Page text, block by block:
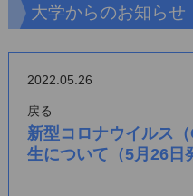
大学からのお知らせ
2022.05.26
戻る
新型コロナウイルス
生について（5月26日